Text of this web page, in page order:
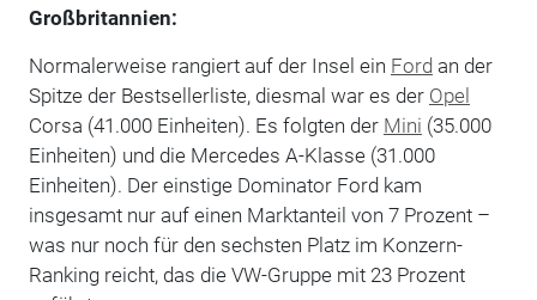
Großbritannien:
Normalerweise rangiert auf der Insel ein Ford an der
Spitze der Bestsellerliste, diesmal war es der Opel
Corsa (41.000 Einheiten). Es folgten der Mini (35.000
Einheiten) und die Mercedes A-Klasse (31.000
Einheiten). Der einstige Dominator Ford kam
insgesamt nur auf einen Marktanteil von 7 Prozent –
was nur noch für den sechsten Platz im Konzern-
Ranking reicht, das die VW-Gruppe mit 23 Prozent